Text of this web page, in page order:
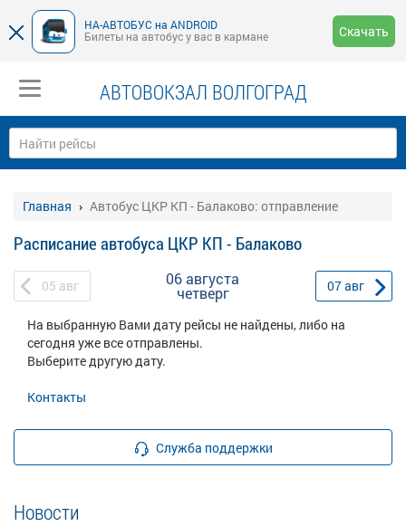
НА-АВТОБУС на ANDROID
Билеты на автобус у вас в кармане
Скачать
АВТОВОКЗАЛ ВОЛГОГРАД
Главная Автобус ЦКР КП - Балаково: отправление
Расписание автобуса ЦКР КП - Балаково
05 авг 06 августа
четверг 07авг
На выбранную Вами дату рейсы не найдены, либо на
сегодня уже все отправлены.
Выберите другую дату.
Контакты
Служба поддержки
Новости